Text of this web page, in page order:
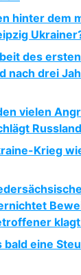
hinter dem
des
nach drei
vielen
Krieg
eine